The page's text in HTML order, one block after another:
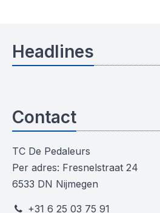
Headlines
Contact
TC De Pedaleurs
Per adres: Fresnelstraat 24
6533 DN Nijmegen
+31 6 25 03 75 91